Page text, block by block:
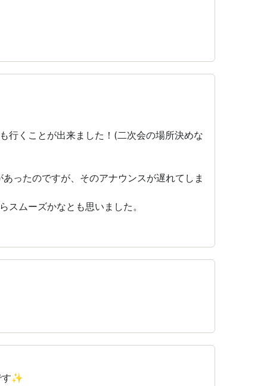
行くことが出来ました！(二次会の場所決めな
ったのですが、そのアナウンスが遅れてしま
ムーズかなとも思いました。
す✨